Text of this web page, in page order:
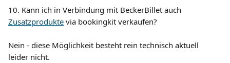
10. Kann ich in Verbindung mit BeckerBillet auch
Zusatzprodukte via bookingkit verkaufen?
Nein - diese Möglichkeit besteht rein technisch aktuell
leider nicht.